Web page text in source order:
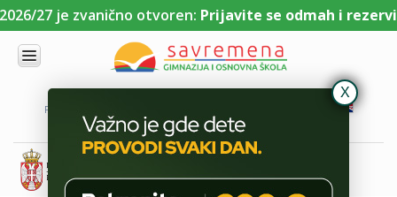
27 je zvanično otvoren:Prijavite se odmah i
PORTAL ZA UČENIKE
NAMA
KOMBINOVANI
PROGRAM
NACIONALNI
PROGRAM